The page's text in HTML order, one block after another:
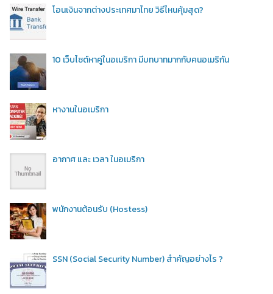
โอนเงินจากต่างประเทศมาไทย วิธีไหนคุ้มสุด?
10 เว็บไซต์หาคู่ในอเมริกา มีบทบาทมากกับคนอเมริกัน
หางานในอเมริกา
อากาศ และ เวลา ในอเมริกา
พนักงานต้อนรับ (Hostess)
SSN (Social Security Number) สำคัญอย่างไร ?